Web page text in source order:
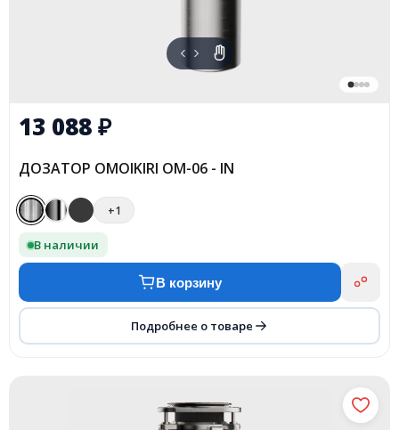
13 088₽
ДОЗАТОР OMOIKIRI OM-06 - IN
+1
В наличии
В корзину
Подробнее о товаре